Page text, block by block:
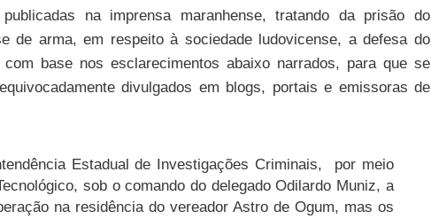
na imprensa maranhense, tratando da prisão do
de arma, em respeito à sociedade ludovicense, a defesa do
base nos esclarecimentos abaixo narrados, para que se
divulgados em blogs, portais e emissoras de
Estadual de Investigações Criminais, por meio
sob o comando do delegado Odilardo Muniz, a
na residência do vereador Astro de Ogum, mas os